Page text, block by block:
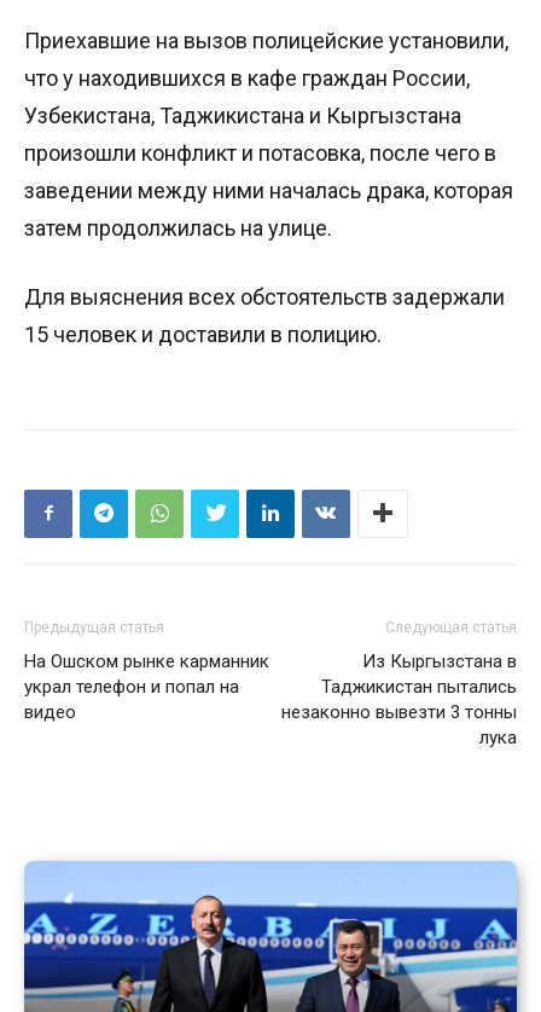
Приехавшие на вызов полицейские установили,
что у находившихся в кафе граждан России,
Узбекистана, Таджикистана и Кыргызстана
произошли конфликт и потасовка, после чего в
заведении между ними началась драка, которая
затем продолжилась на улице.
Для выяснения всех обстоятельств задержали
15 человек и доставили в полицию.
Предыдущая статья
На Ошском рынке карманник
украл телефон и попал на
видео
Следующая статья
Из Кыргызстана в
Таджикистан пытались
незаконно вывезти 3 тонны
лука